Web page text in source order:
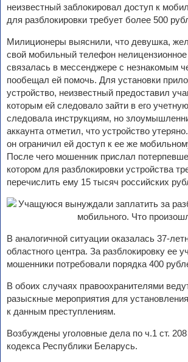
неизвестный заблокировал доступ к
для разблокировки требует более 500
Милиционеры выяснили, что девушка,
свой мобильный телефон
связалась в мессенджере с незнакомым
пообещал ей помочь. Для установки
устройство, неизвестный предоставил
которым ей следовало зайти в его
следовала инструкциям, но
аккаунта отметил, что устройство
он ограничил ей доступ к ее же
После чего мошенник прислал
котором для разблокировки устройства
перечислить ему 15 тысяч российских
В аналогичной ситуации оказалась 37-
областного центра. За разблокировку ее
мошенники потребовали порядка 400
В обоих случаях правоохранителями
разыскные мероприятия для
к данным преступлениям.
Возбуждены уголовные дела по ч.1 ст. 208
кодекса Республики Беларусь.